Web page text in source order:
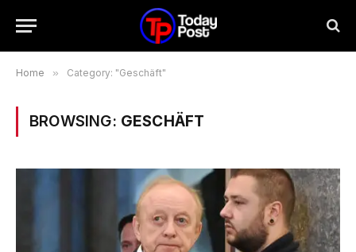
Home » Category: "Geschäft"
BROWSING: GESCHÄFT